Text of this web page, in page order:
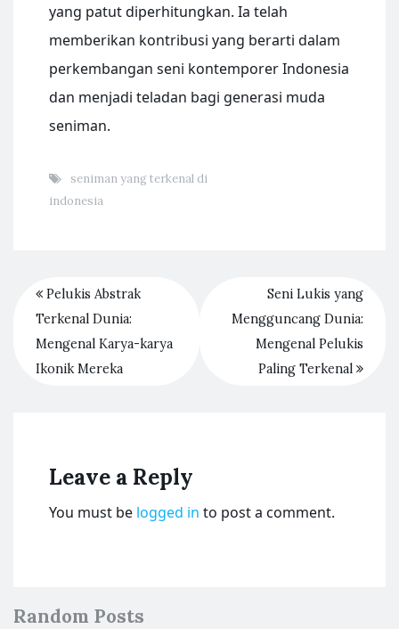
yang patut diperhitungkan. Ia telah
memberikan kontribusi yang berarti dalam
perkembangan seni kontemporer Indonesia
dan menjadi teladan bagi generasi muda
seniman.
seniman yang terkenal di
indonesia
Pelukis Abstrak
Terkenal Dunia:
Mengenal Karya-karya
Ikonik Mereka
Seni Lukis yang
Mengguncang Dunia:
Mengenal Pelukis
Paling Terkenal
Leave a Reply
You must be logged in to post a comment.
Random Posts